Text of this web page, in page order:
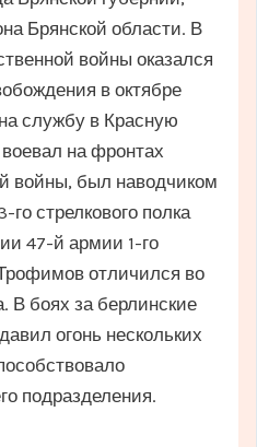
Брянской области. В
войны оказался
в октябре
службу в Красную
на фронтах
войны, был наводчиком
го стрелкового полка
47-й армии 1-го
отличился во
В боях за берлинские
огонь нескольких
подразделения.